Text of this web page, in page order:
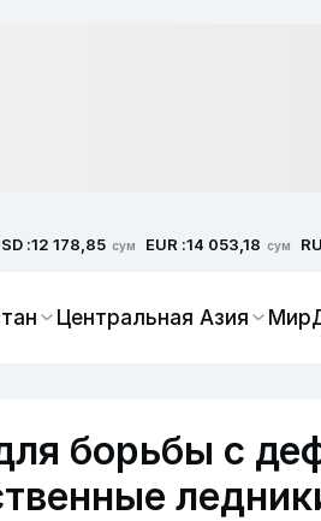
:12 178,85 сум EUR :14 053,18 сум
Центральная Азия Мир
борьбы с